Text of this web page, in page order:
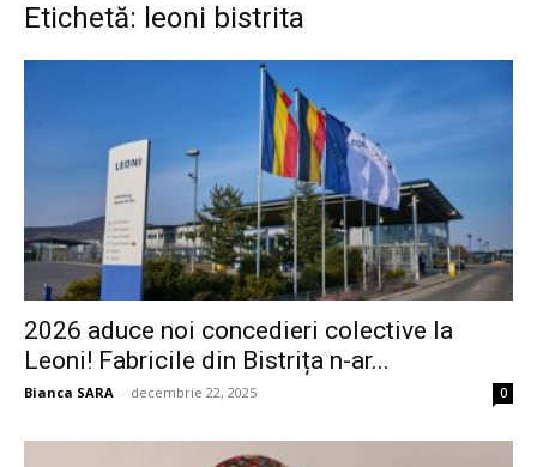
Etichetă: leoni bistrita
2026 aduce noi concedieri colective la
Leoni! Fabricile din Bistrița n-ar...
Bianca SARA - decembrie 22, 2025 0